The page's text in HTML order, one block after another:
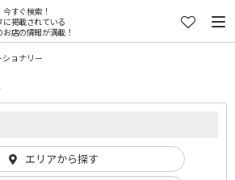
今すぐ検索！
に掲載されている
お店の情報が満載！
ョナリー
エリアから探す